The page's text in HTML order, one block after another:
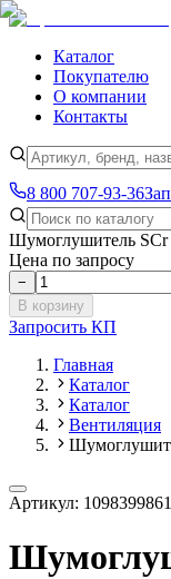
Каталог
Покупателю
О компании
Контакты
8 800 707-93-36
Шумоглушитель SCr
Цена по запросу
−
В корзину
Запросить КП
Главная
Каталог
Каталог
Вентиляция
Артикул: 1098399861